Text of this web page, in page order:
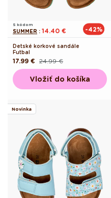
S kódom
SUMMER : 14.40 € -42%
Detské korkové sandále
Futbal
Pôvodná
cena
24.99 €
Akciová
cena
17.99 €
Vložiť do košíka
Novinka